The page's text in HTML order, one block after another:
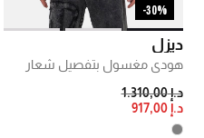
30%-
ديزل
هودي مغسول بتفصيل شعار
PRICE REDUCED FROM
د.إ 1.310,00
TO
د.إ 917,00